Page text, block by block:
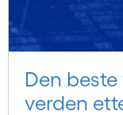
Den
verden